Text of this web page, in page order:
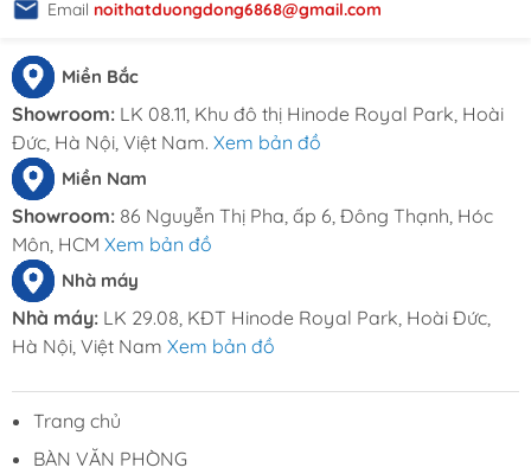
Email : dautuduongdong@gmail.com
Email noithatduongdong6868@gmail.com
Miền Bắc
Showroom: LK 08.11, Khu đô thị Hinode Royal Park, Hoài
Đức, Hà Nội, Việt Nam. Xem bản đồ
Miền Nam
Showroom: 86 Nguyễn Thị Pha, ấp 6, Đông Thạnh, Hóc
Môn, HCM Xem bản đồ
Nhà máy
Nhà máy: LK 29.08, KĐT Hinode Royal Park, Hoài Đức,
Hà Nội, Việt Nam Xem bản đồ
Trang chủ
BÀN VĂN PHÒNG